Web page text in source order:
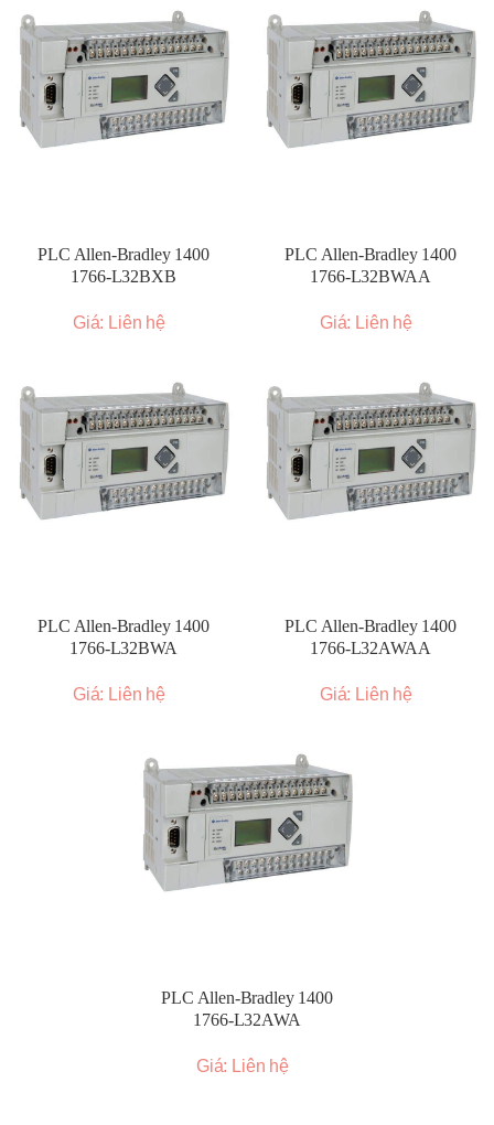
PLC Allen-Bradley 1400
1766-L32BXB
Giá: Liên hệ
PLC Allen-Bradley 1400
1766-L32BWAA
Giá: Liên hệ
PLC Allen-Bradley 1400
1766-L32BWA
Giá: Liên hệ
PLC Allen-Bradley 1400
1766-L32AWAA
Giá: Liên hệ
PLC Allen-Bradley 1400
1766-L32AWA
Giá: Liên hệ